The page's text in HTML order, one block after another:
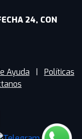
24, CON
Ayuda
Políticas